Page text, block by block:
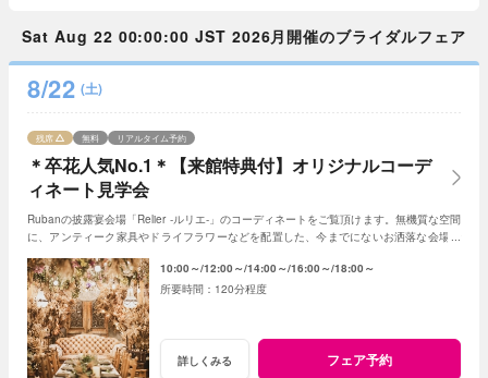
Sat Aug 22 00:00:00 JST 2026月開催のブライダルフェア
8/22 (土)
＊卒花人気No.1＊【来館特典付】オリジナルコーデ
ィネート見学会
残席 無料 リアルタイム予約
Rubanの披露宴会場「Relier -ルリエ-」のコーディネートをご覧頂けます。無機質な空間
に、アンティーク家具やドライフラワーなどを配置した、今までにないお洒落な会場で
10:00～ 12:00～ 14:00～ 16:00～ 18:00～
120分程度
詳しくみる フェア予約